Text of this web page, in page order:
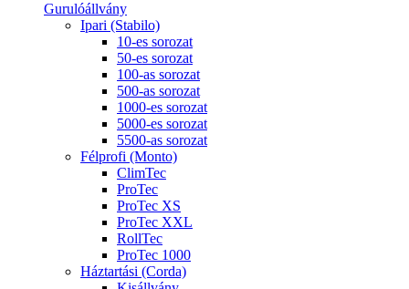
Gurulóállvány
Ipari (Stabilo)
10-es sorozat
50-es sorozat
100-as sorozat
500-as sorozat
1000-es sorozat
5000-es sorozat
5500-as sorozat
Félprofi (Monto)
ClimTec
ProTec
ProTec XS
ProTec XXL
RollTec
ProTec 1000
Háztartási (Corda)